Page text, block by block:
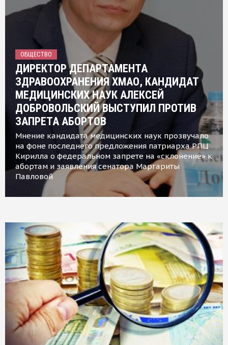
ОБЩЕСТВО
ДИРЕКТОР ДЕПАРТАМЕНТА
ЗДРАВООХРАНЕНИЯ ХМАО, КАНДИДАТ
МЕДИЦИНСКИХ НАУК АЛЕКСЕЙ
ДОБРОВОЛЬСКИЙ ВЫСТУПИЛ ПРОТИВ
ЗАПРЕТА АБОРТОВ
Мнение кандидата медицинских наук прозвучало
на фоне последнего предложения патриарха РПЦ
Кирилла о федеральном запрете на «склонение» к
абортам и заявления сенатора Маргариты
Павловой